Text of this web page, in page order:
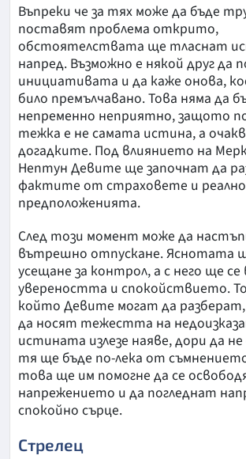
Въпреки че за тях може да бъде
поставят проблема открито,
обстоятелствата ще тласнат
напред. Възможно е някой друг да
инициативата и да каже онова,
било премълчавано. Това няма да
непременно неприятно, защото
тежка е не самата истина, а
догадките. Под влиянието на
Нептун Девите ще започнат да
фактите от страховете и
предположенията.
След този момент може да
вътрешно отпускане. Яснотата
усещане за контрол, а с него ще
увереността и спокойствието.
който Девите могат да разберат,
да носят тежестта на
истината излезе наяве, дори да
тя ще бъде по-лека от
това ще им помогне да се
напрежението и да погледнат
спокойно сърце.
Стрелец